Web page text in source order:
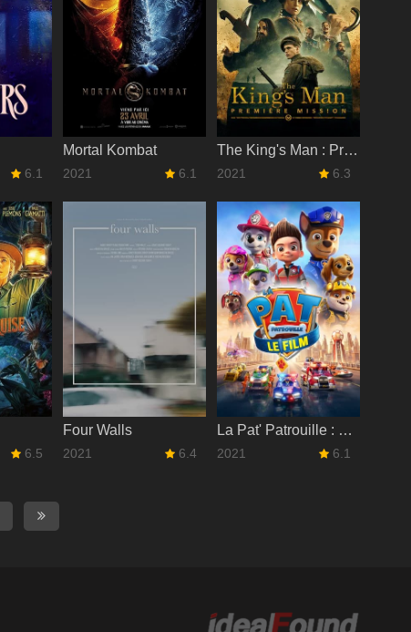
6.1
Mortal Kombat
2021 6.1
The King's Man : Première Mission
2021 6.3
6.5
Four Walls
2021 6.4
La Pat' Patrouille : Le Film
2021 6.1